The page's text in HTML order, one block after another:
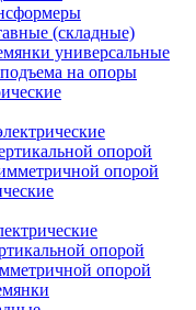
(складные)
универсальные
на опоры
опорой
опорой
опорой
опорой